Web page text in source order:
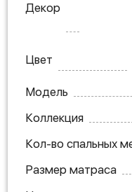
Декор
Цвет
Модель
Коллекция
Кол-во спальных
Размер матраса